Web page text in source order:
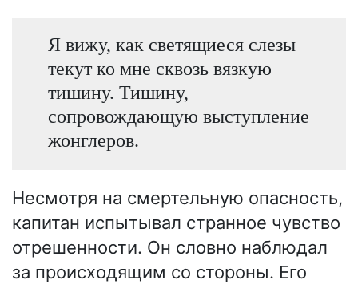
Я вижу, как светящиеся слезы
текут ко мне сквозь вязкую
тишину. Тишину,
сопровождающую выступление
жонглеров.
Несмотря на смертельную опасность,
капитан испытывал странное чувство
отрешенности. Он словно наблюдал
за происходящим со стороны. Его